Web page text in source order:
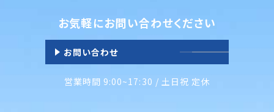
お気軽にお問い合わせください
お問い合わせ
営業時間 9:00~17:30 / 土日祝 定休